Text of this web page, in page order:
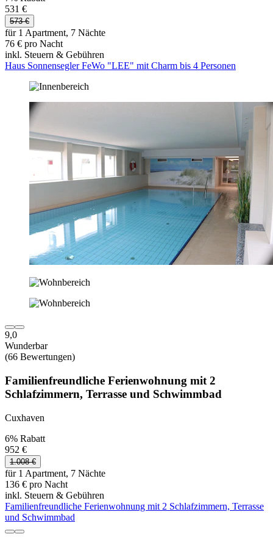
531 €
573 €
für 1 Apartment, 7 Nächte
76 € pro Nacht
inkl. Steuern & Gebühren
Haus Sonnensegler FeWo "LEE" mit Charm bis 4 Personen
9,0
Wunderbar
(66 Bewertungen)
Familienfreundliche Ferienwohnung mit 2
Schlafzimmern, Terrasse und Schwimmbad
Cuxhaven
6% Rabatt
952 €
1.008 €
für 1 Apartment, 7 Nächte
136 € pro Nacht
inkl. Steuern & Gebühren
Familienfreundliche Ferienwohnung mit 2 Schlafzimmern, Terrasse
und Schwimmbad